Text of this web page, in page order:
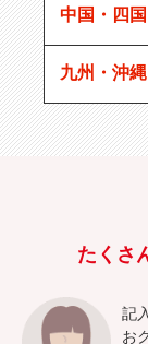
中国・四国
九州・沖縄
たくさ
記
お